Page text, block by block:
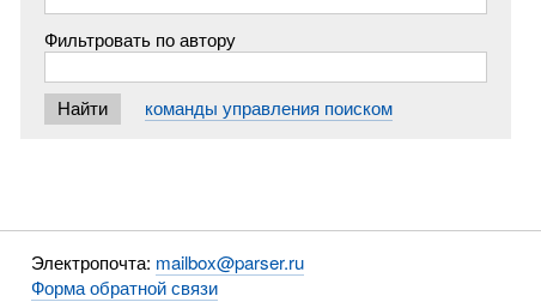
Фильтровать по автору
команды управления поиском
Электропочта: mailbox@parser.ru
Форма обратной связи